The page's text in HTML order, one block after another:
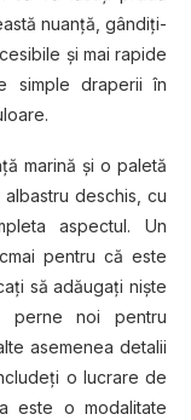
nuanţă, gândiţi-
şi mai rapide
simple draperii în
marină şi o paletă
deschis, cu
aspectul. Un
pentru că este
să adăugaţi nişte
perne noi pentru
asemenea detalii
o lucrare de
este o modalitate